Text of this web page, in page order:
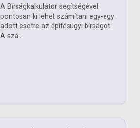
A Bírságkalkulátor segítségével
pontosan ki lehet számítani egy-egy
adott esetre az építésügyi bírságot.
A szá...